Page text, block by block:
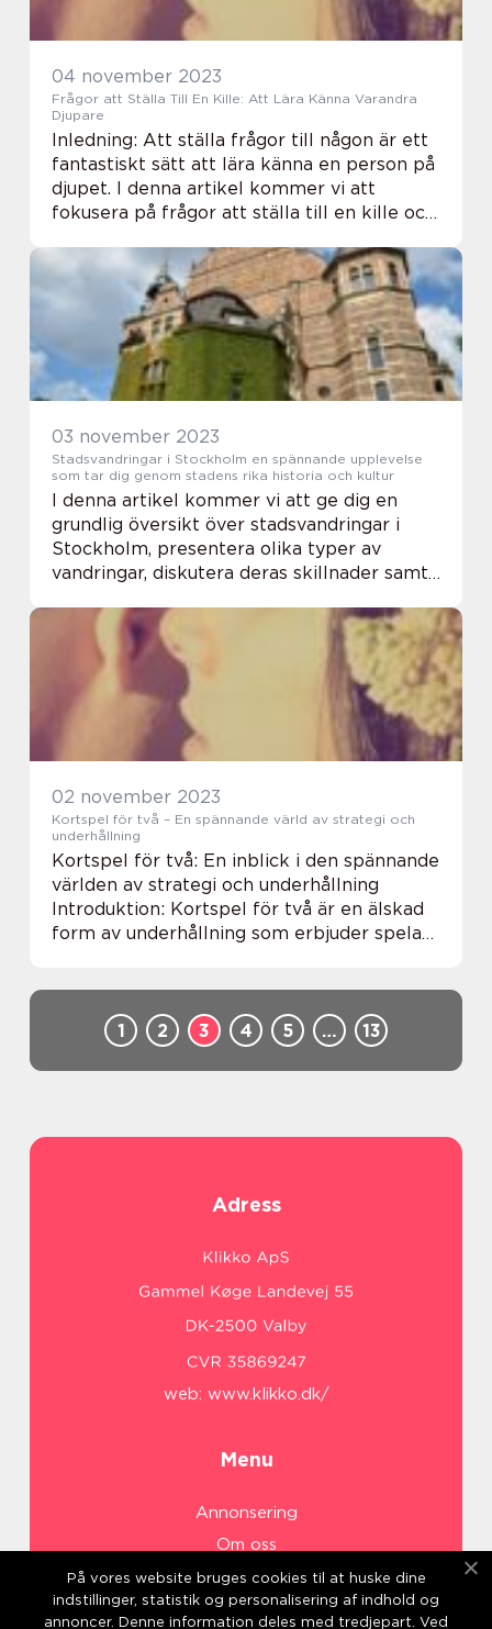
04 november 2023
Frågor att Ställa Till En Kille: Att Lära Känna Varandra
Djupare
Inledning: Att ställa frågor till någon är ett
fantastiskt sätt att lära känna en person på
djupet. I denna artikel kommer vi att
fokusera på frågor att ställa till en kille och
för- och nackdelar. Vi kommer ...
03 november 2023
Stadsvandringar i Stockholm en spännande upplevelse
som tar dig genom stadens rika historia och kultur
I denna artikel kommer vi att ge dig en
grundlig översikt över stadsvandringar i
Stockholm, presentera olika typer av
vandringar, diskutera deras skillnader samt
Översikt över stadsvandringar i Stockholm
Stadsvandr...
02 november 2023
Kortspel för två – En spännande värld av strategi och
underhållning
Kortspel för två: En inblick i den spännande
världen av strategi och underhållning
Introduktion: Kortspel för två är en älskad
form av underhållning som erbjuder spelare
1 2 3 4 5 … 13
Adress
web: www.klikko.dk/
Menu
Annonsering
Om oss
Cookies
Kontakta oss
På vores website bruges cookies til at huske dine
indstillinger, statistik og personalisering af indhold og
annoncer. Denne information deles med tredjepart. Ved